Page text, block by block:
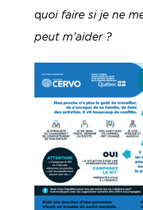
quoi faire si je ne
peut m’aider ?